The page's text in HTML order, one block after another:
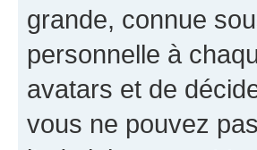
grande, connue
personnelle à
avatars et de
vous ne pouvez